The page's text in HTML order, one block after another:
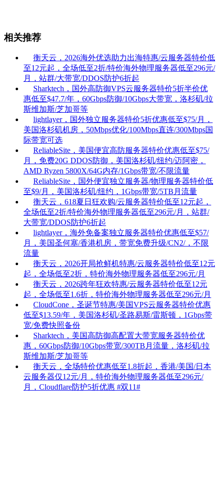
相关推荐
衡天云，2026海外优选助力出海特惠/云服务器特价低
至12元起，全场低至2折/特价海外物理服务器低至296元/
月，站群/大带宽/DDOS防护6折起
Sharktech，国外高防御VPS云服务器特价5折半价优
惠低至$47.7/年，60Gbps防御/10Gbps大带宽，洛杉矶/拉
斯维加斯/芝加哥等
lightlayer，国外独立服务器特价5折优惠低至$75/月，
美国洛杉矶机房，50Mbps优化/100Mbps直连/300Mbps国
际带宽可选
ReliableSite，美国便宜高防服务器特价优惠低至$75/
月，免费20G DDOS防御，美国洛杉矶/纽约/迈阿密，
AMD Ryzen 5800X/64G内存/1Gbps带宽/不限流量
ReliableSite，国外便宜独立服务器/物理服务器特价低
至$9/月，美国洛杉矶/纽约，1Gbps带宽/5TB月流量
衡天云，618夏日狂欢购/云服务器特价低至12元起，
全场低至2折/特价海外物理服务器低至296元/月，站群/
大带宽/DDOS防护6折起
lightlayer，海外免备案独立服务器特价优惠低至$57/
月，美国圣何塞/香港机房，带宽免费升级/CN2/，不限
流量
衡天云，2026开局抢鲜机特惠/云服务器特价低至12元
起，全场低至2折，特价海外物理服务器低至296元/月
衡天云，2026跨年狂欢特惠/云服务器特价低至12元
起，全场低至1.6折，特价海外物理服务器低至296元/月
CloudCone，圣诞节特惠/美国VPS云服务器特价优惠
低至$13.59/年，美国洛杉矶/圣路易斯/雷斯顿，1Gbps带
宽/免费快照备份
Sharktech，美国高防御高配置大带宽服务器特价优
惠，60Gbps防御/10Gbps带宽/300TB月流量，洛杉矶/拉
斯维加斯/芝加哥等
衡天云，全场特价优惠低至1.8折起，香港/美国/日本
云服务器仅12元/月，特价海外物理服务器低至296元/
月，Cloudflare防护5折优惠 #双11#